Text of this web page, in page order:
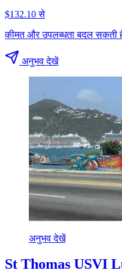
$132.10 से
कीमत और उपलब्धता बदल सकती
अनुभव देखें
अनुभव देखें
St Thomas USVI